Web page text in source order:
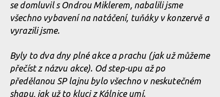
se domluvil s Ondrou Miklerem, nabalili jsme
všechno vybavení na natáčení, tuňáky v konzervě a
vyrazili jsme.
Byly to dva dny plné akce a prachu (jak už můžeme
přečíst z názvu akce). Od step-upu až po
předělanou SP lajnu bylo všechno v neskutečném
shapu, jak už to kluci z Kálnice umí.